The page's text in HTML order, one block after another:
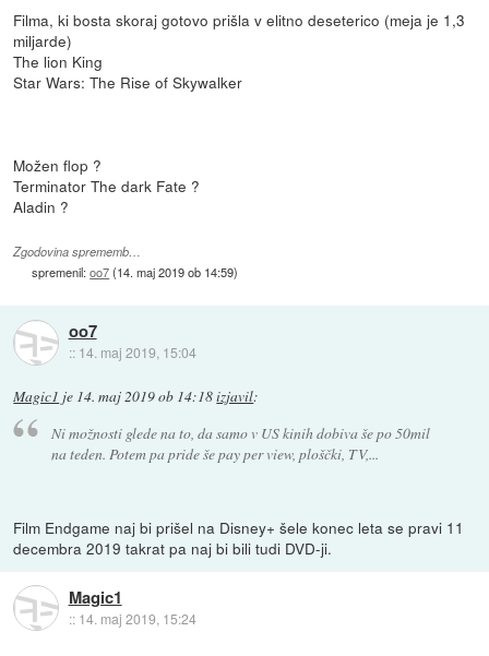
Filma, ki bosta skoraj gotovo prišla v elitno deseterico (meja je 1,3
miljarde)
The lion King
Star Wars: The Rise of Skywalker
Možen flop ?
Terminator The dark Fate ?
Aladin ?
Zgodovina sprememb…
spremenil:oo7(14. maj 2019 ob 14:59)
oo7
:: 14. maj 2019, 15:04
Magic1 je 14. maj 2019 ob 14:18izjavil:
Ni možnosti glede na to, da samo v US kinih dobiva še po 50mil
na teden. Potem pa pride še pay per view, ploščki, TV,...
Film Endgame naj bi prišel na Disney+ šele konec leta se pravi 11
decembra 2019 takrat pa naj bi bili tudi DVD-ji.
Magic1
:: 14. maj 2019, 15:24